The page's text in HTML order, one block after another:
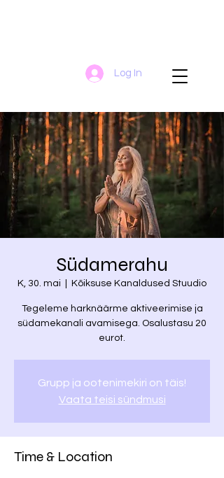
Log In
Südamerahu
K, 30. mai Kõiksuse Kanaldused Stuudio
Tegeleme harknäärme aktiveerimise ja
südamekanali avamisega. Osalustasu 20
eurot.
Grupp ja ootenimekiri on täis!
Vaata teisi sündmusi
Time & Location